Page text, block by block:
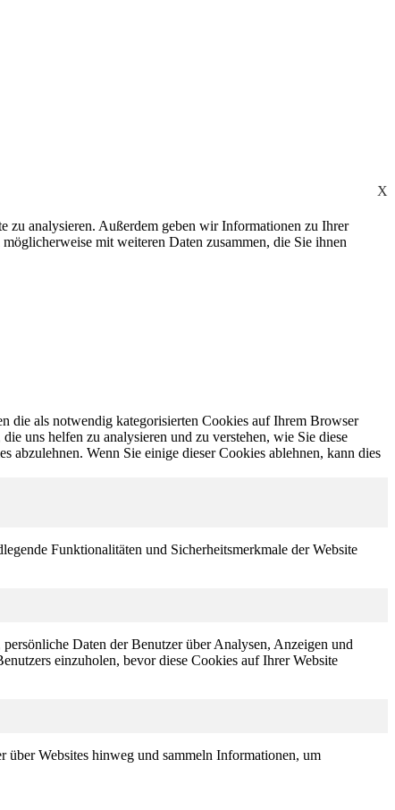
X
zu analysieren. Außerdem geben wir Informationen zu Ihrer
mit weiteren Daten zusammen, die Sie ihnen
die als notwendig kategorisierten Cookies auf Ihrem Browser
uns helfen zu analysieren und zu verstehen, wie Sie diese
Wenn Sie einige dieser Cookies ablehnen, kann dies
Funktionalitäten und Sicherheitsmerkmale der Website
Daten der Benutzer über Analysen, Anzeigen und
einzuholen, bevor diese Cookies auf Ihrer Website
Websites hinweg und sammeln Informationen, um